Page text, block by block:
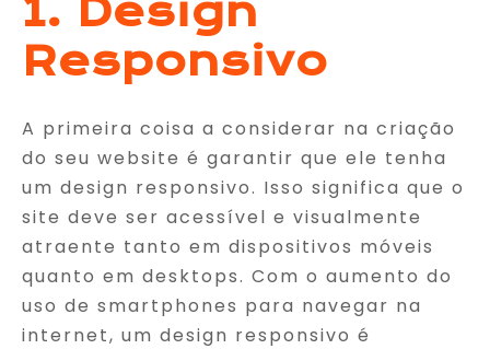
1. Design
Responsivo
A primeira coisa a considerar na criação
do seu website é garantir que ele tenha
um design responsivo. Isso significa que o
site deve ser acessível e visualmente
atraente tanto em dispositivos móveis
quanto em desktops. Com o aumento do
uso de smartphones para navegar na
internet, um design responsivo é